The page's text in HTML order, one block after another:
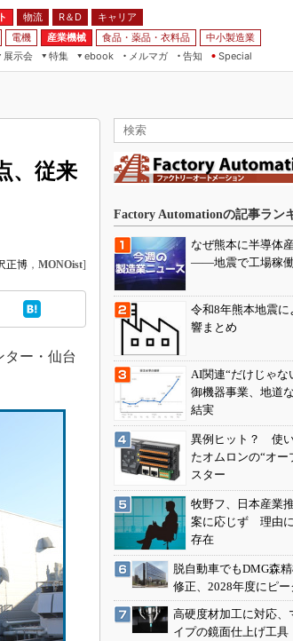
物流 R＆D
キャリア
電機 産業機械 食品・薬品・衣料品
中小製造業
展示会
特集
ebook
メルマガ
告知 Special
、従来
正博 ， MONOist]
ー・仙台
Factory Automationの記事ラン
なぜ熊本に半導体
――地震で工場稼
令和8年熊本地震
響まとめ
AI関連“だけじゃな
御機器事業、地道
結実
異例ヒット？ 使
たオムロンの“オー
スター
牧野フ、日本産業
案に応じず 理由
存在
脱自動車でもDMG森
修正、2028年度にピ
高硬度材加工に対応、
イプの鏡面仕上げ工具